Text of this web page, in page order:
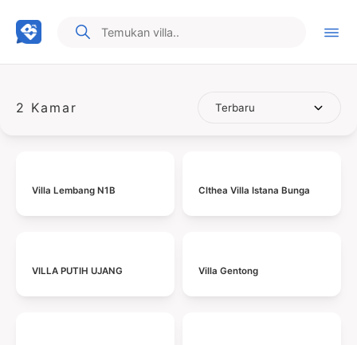
2 Kamar
Villa Lembang N1B Clthea Villa Istana Bunga
VILLA PUTIH UJANG Villa Gentong